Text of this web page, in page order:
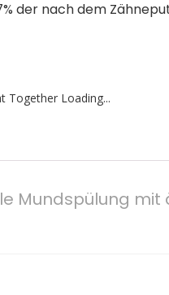
der nach dem
Together Loading...
Mundspülung